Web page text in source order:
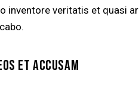
inventore veritatis et quasi
ET ACCUSAM